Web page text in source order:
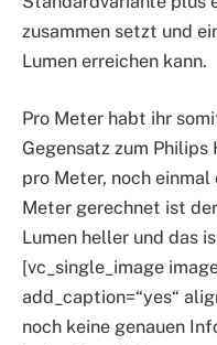
zusammen setzt und
Lumen erreichen kann.
Pro Meter habt ihr
Gegensatz zum
pro Meter, noch
Meter gerechnet ist
Lumen heller und das
[vc_single_image
add_caption=“yes“
noch keine genauen